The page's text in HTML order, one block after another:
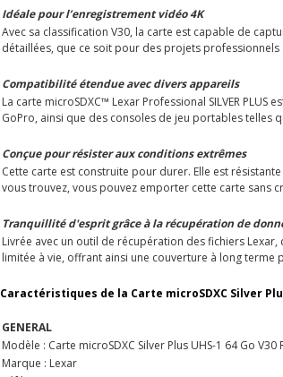
Idéale pour l’enregistrement vidéo 4K
Avec sa classification V30, la carte est capable de
détaillées, que ce soit pour des projets
Compatibilité étendue avec divers appareils
La carte microSDXC™ Lexar Professional SILVER
GoPro, ainsi que des consoles de jeu portables telles
Conçue pour résister aux conditions extrêmes
Cette carte est construite pour durer. Elle est
vous trouvez, vous pouvez emporter cette carte sans
Tranquillité d'esprit grâce à la récupération de
Livrée avec un outil de récupération des fichiers
limitée à vie, offrant ainsi une couverture à long terme
Caractéristiques de la Carte microSDXC Silver
GENERAL
Modèle : Carte microSDXC Silver Plus UHS-1 64 Go V30
Marque : Lexar